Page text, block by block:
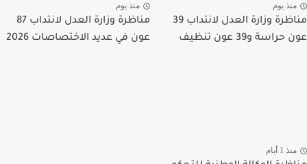
يوم
مناظرة وزارة العدل لانتداب 39
و39 عون تنظيف
منذ يوم
مناظرة وزارة العدل لانتداب 87
عون في عديد الاختصاصات 2026
1 أيام